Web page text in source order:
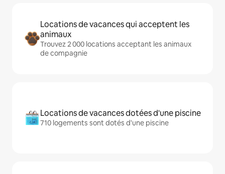
Locations de vacances qui acceptent les
animaux
Trouvez 2 000 locations acceptant les animaux
de compagnie
Locations de vacances dotées d'une piscine
710 logements sont dotés d'une piscine